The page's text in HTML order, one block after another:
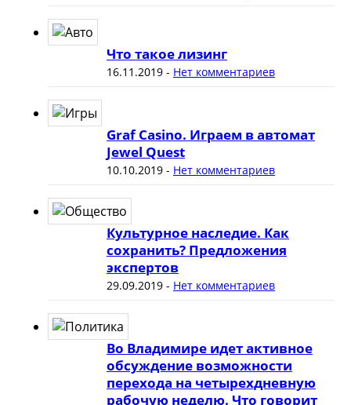
Что такое лизинг
16.11.2019- Нет комментариев
Graf Casino. Играем в автомат
Jewel Quest
10.10.2019- Нет комментариев
Культурное наследие. Как
сохранить? Предложения
экспертов
29.09.2019- Нет комментариев
Во Владимире идет активное
обсуждение возможности
перехода на четырехдневную
рабочую неделю. Что говорит